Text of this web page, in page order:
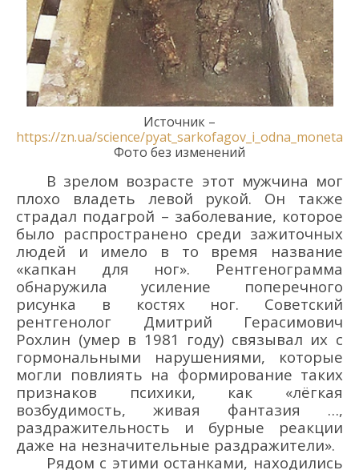
Источник –
https://zn.ua/science/
Фото без изменений
В зрелом возрасте этот мужчина мог
плохо владеть левой рукой. Он также
страдал подагрой – заболевание, которое
было распространено среди зажиточных
людей и имело в то время название
«капкан для ног». Рентгенограмма
обнаружила усиление поперечного
рисунка в костях ног. Советский
рентгенолог Дмитрий Герасимович
Рохлин (умер в 1981 году) связывал их с
гормональными нарушениями, которые
могли повлиять на формирование таких
признаков психики, как «лёгкая
возбудимость, живая фантазия …,
раздражительность и бурные реакции
даже на незначительные раздражители».
Рядом с этими останками, находились